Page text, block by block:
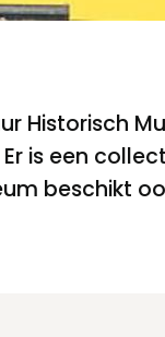
Historisch
is een
beschikt